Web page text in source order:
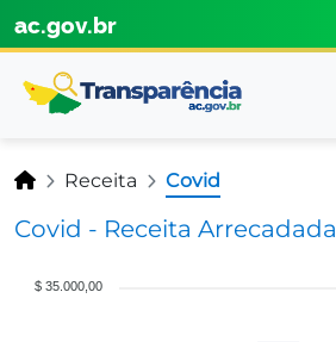
ac.gov.br
Receita Covid
Covid - Receita Arrecadada
$ 35.000,00